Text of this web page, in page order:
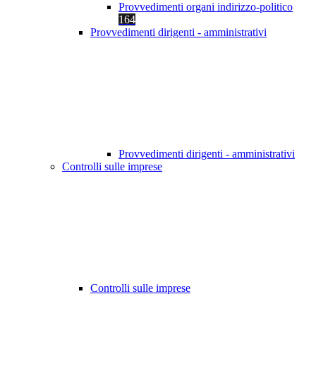
Provvedimenti organi indirizzo-politico
164
Provvedimenti dirigenti - amministrativi
Provvedimenti dirigenti - amministrativi
Controlli sulle imprese
Controlli sulle imprese